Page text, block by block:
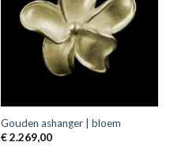
Gouden ashanger | bloem
€2.269,00